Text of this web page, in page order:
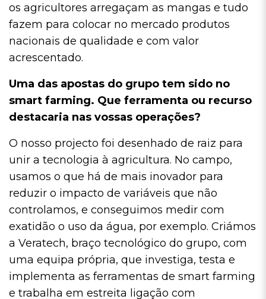
os agricultores arregaçam as mangas e tudo
fazem para colocar no mercado produtos
nacionais de qualidade e com valor
acrescentado.
Uma das apostas do grupo tem sido no
smart farming. Que ferramenta ou recurso
destacaria nas vossas operações?
O nosso projecto foi desenhado de raiz para
unir a tecnologia à agricultura. No campo,
usamos o que há de mais inovador para
reduzir o impacto de variáveis que não
controlamos, e conseguimos medir com
exatidão o uso da água, por exemplo. Criámos
a Veratech, braço tecnológico do grupo, com
uma equipa própria, que investiga, testa e
implementa as ferramentas de smart farming
e trabalha em estreita ligação com